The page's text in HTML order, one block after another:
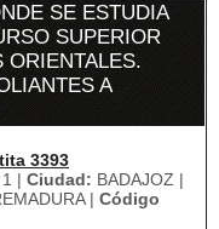
SE ESTUDIA
SUPERIOR
ORIENTALES.
A
3393
| Ciudad: BADAJOZ |
| Código